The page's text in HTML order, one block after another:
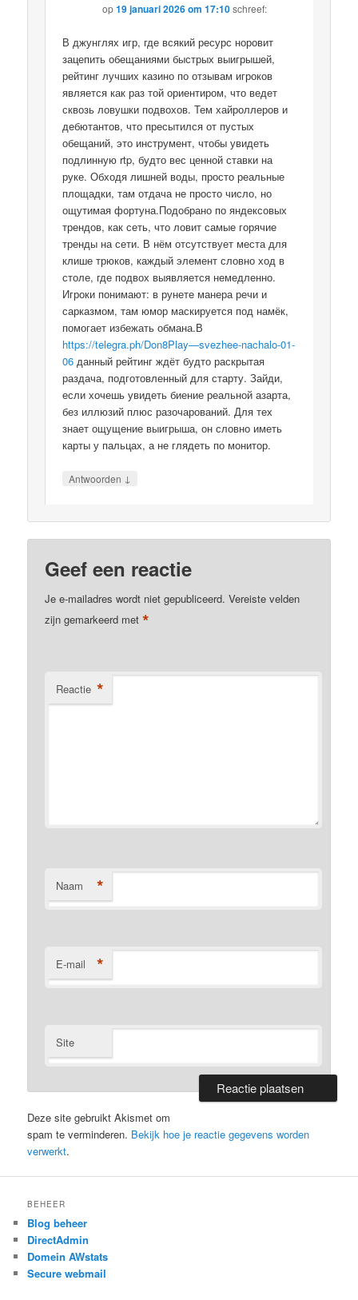
op19 januari 2026 om 17:10schreef:
В джунглях игр, где всякий ресурс норовит
зацепить обещаниями быстрых выигрышей,
рейтинг лучших казино по отзывам игроков
является как раз той ориентиром, что ведет
сквозь ловушки подвохов. Тем хайроллеров и
дебютантов, что пресытился от пустых
обещаний, это инструмент, чтобы увидеть
подлинную rtp, будто вес ценной ставки на
руке. Обходя лишней воды, просто реальные
площадки, там отдача не просто число, но
ощутимая фортуна.Подобрано по яндексовых
трендов, как сеть, что ловит самые горячие
тренды на сети. В нём отсутствует места для
клише трюков, каждый элемент словно ход в
столе, где подвох выявляется немедленно.
Игроки понимают: в рунете манера речи и
сарказмом, там юмор маскируется под намёк,
помогает избежать обмана.В
https://telegra.ph/Don8Play—svezhee-nachalo-01-
06 данный рейтинг ждёт будто раскрытая
раздача, подготовленный для старту. Зайди,
если хочешь увидеть биение реальной азарта,
без иллюзий плюс разочарований. Для тех
знает ощущение выигрыша, он словно иметь
карты у пальцах, а не глядеть по монитор.
Antwoorden ↓
Geef een reactie
Je e-mailadres wordt niet gepubliceerd. Vereiste velden
zijn gemarkeerd met*
Reactie *
Naam *
E-mail *
Site
Deze site gebruikt Akismet om
spam te verminderen. Bekijk hoe je reactie gegevens worden
verwerkt.
BEHEER
Blog beheer
DirectAdmin
Domein AWstats
Secure webmail